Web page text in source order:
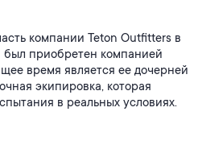
компании Teton Outfitters в
был приобретен компанией
время является ее дочерней
экипировка, которая
в реальных условиях.